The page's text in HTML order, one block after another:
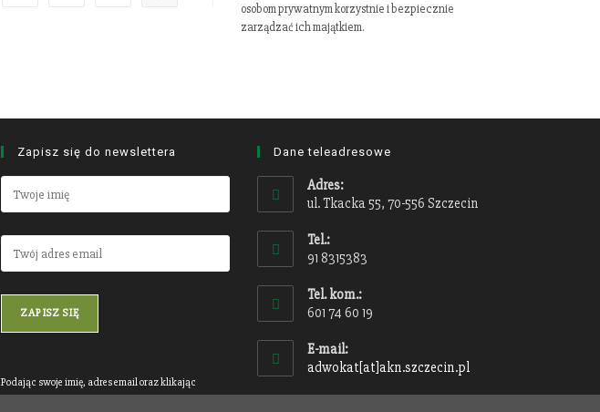
osobom prywatnym korzystnie i bezpiecznie
zarządzać ich majątkiem.
Zapisz się do newslettera
Podając swoje imię, adres email oraz klikając
Dane teleadresowe
Adres:
ul. Tkacka 55, 70-556 Szczecin
Tel.:
91 8315383
Tel. kom.:
601 74 60 19
E-mail:
adwokat[at]akn.szczecin.pl